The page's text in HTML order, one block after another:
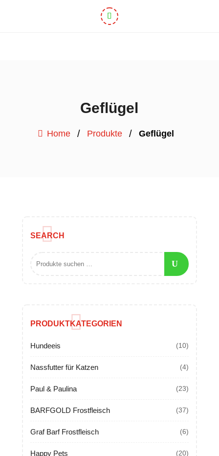
Geflügel
Home / Produkte / Geflügel
SEARCH
PRODUKTKATEGORIEN
Hundeeis (10)
Nassfutter für Katzen (4)
Paul & Paulina (23)
BARFGOLD Frostfleisch (37)
Graf Barf Frostfleisch (6)
Happy Pets (20)